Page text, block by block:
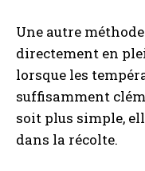
Une autre
directement en
lorsque les
suffisamment
soit plus simple,
dans la récolte.